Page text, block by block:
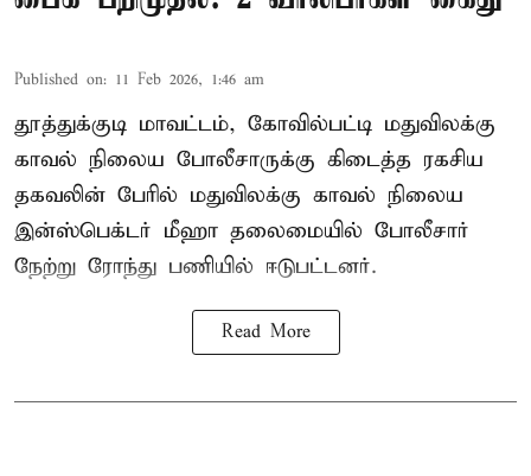
Published on: 11 Feb 2026, 1:46 am
தூத்துக்குடி மாவட்டம், கோவில்பட்டி மதுவிலக்கு
காவல் நிலைய போலீசாருக்கு கிடைத்த ரகசிய
தகவலின் பேரில் மதுவிலக்கு காவல் நிலைய
இன்ஸ்பெக்டர் மீஹா தலைமையில் போலீசார்
நேற்று ரோந்து பணியில் ஈடுபட்டனர்.
Read More